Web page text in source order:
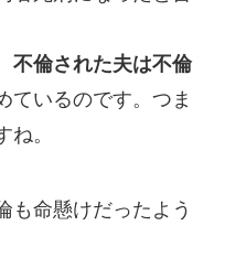
不倫された夫は不倫
ているのです。つま
ね。
も命懸けだったよう